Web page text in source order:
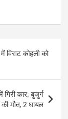
विराट कोहली को
कार; बुजुर्ग
की मौत, 2 घायल